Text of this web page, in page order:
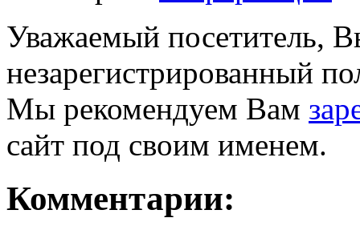
Уважаемый посетитель,
незарегистрированный
Мы рекомендуем Вам
сайт под своим именем.
Комментарии: